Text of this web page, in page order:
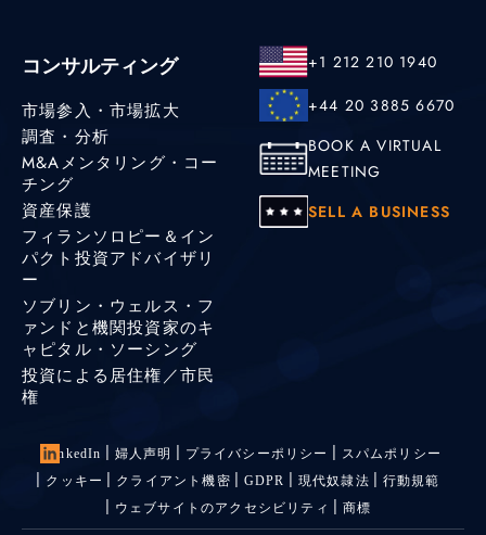
コンサルティング
市場参入・市場拡大
調査・分析
M&Aメンタリング・コー
チング
資産保護
フィランソロピー＆イン
パクト投資アドバイザリ
ー
ソブリン・ウェルス・フ
ァンドと機関投資家のキ
ャピタル・ソーシング
投資による居住権／市民
権
+1 212 210 1940
+44 20 3885 6670
BOOK A VIRTUAL
MEETING
SELL A BUSINESS
LinkedIn 婦人声明 プライバシーポリシー
スパムポリシー
クッキー
クライアント機密 GDPR 現代奴隷法
行動規範
ウェブサイトのアクセシビリティ
商標